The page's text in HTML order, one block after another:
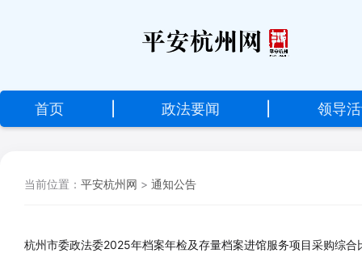
首
页
藏
首页 政法要闻 领导
当前位置： 平安杭州网 > 通知公告
杭州市委政法委2025年档案年检及存量档案进馆服务项目采购综合